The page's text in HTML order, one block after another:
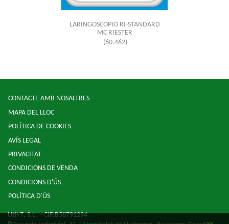
LARINGOSCOPIO RI-STANDARD
MC RIESTER
(60.462)
CONTACTE AMB NOSALTRES
MAPA DEL LLOC
POLÍTICA DE COOKIES
AVÍS LEGAL
PRIVACITAT
CONDICIONS DE VENDA
CONDICIONS D'ÚS
POLÍTICA D'ÚS
Util-7, S.L.- CIF:B58791294